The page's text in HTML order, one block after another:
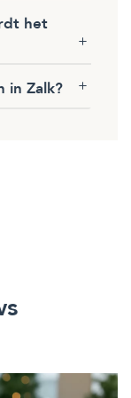
het
in Zalk?